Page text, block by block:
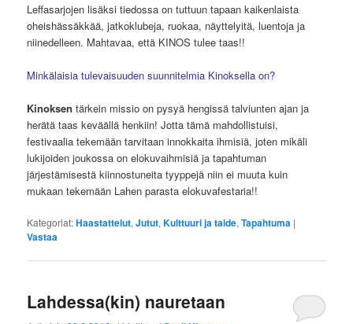
Leffasarjojen lisäksi tiedossa on tuttuun tapaan kaikenlaista
oheishässäkkää, jatkoklubeja, ruokaa, näyttelyitä, luentoja ja
niinedelleen. Mahtavaa, että KINOS tulee taas!!
Minkälaisia tulevaisuuden suunnitelmia Kinoksella on?
Kinoksen tärkein missio on pysyä hengissä talviunten ajan ja
herätä taas keväällä henkiin! Jotta tämä mahdollistuisi,
festivaalia tekemään tarvitaan innokkaita ihmisiä, joten mikäli
lukijoiden joukossa on elokuvaihmisiä ja tapahtuman
järjestämisestä kiinnostuneita tyyppejä niin ei muuta kuin
mukaan tekemään Lahen parasta elokuvafestaria!!
Kategoriat:Haastattelut,Jutut,Kulttuuri ja taide,Tapahtuma |
Vastaa
Lahdessa(kin) nauretaan